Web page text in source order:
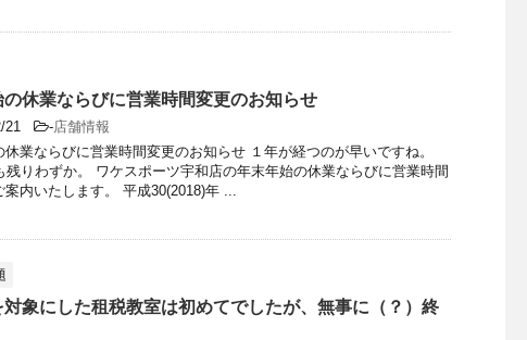
の休業ならびに営業時間変更のお知らせ
21 -店舗情報
休業ならびに営業時間変更のお知らせ １年が経つのが早いですね。
残りわずか。 ワケスポーツ宇和店の年末年始の休業ならびに営業時間
内いたします。 平成30(2018)年 ...
対象にした租税教室は初めてでしたが、無事に（？）終